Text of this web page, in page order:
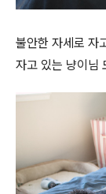
불안한 자세로 자
자고 있는 냥이님